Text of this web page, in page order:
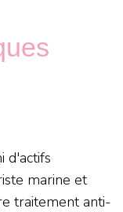
d'actifs
marine et
traitement anti-